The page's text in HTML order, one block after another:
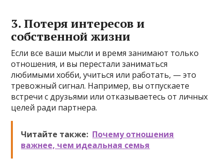
3. Потеря интересов и
собственной жизни
Если все ваши мысли и время занимают только
отношения, и вы перестали заниматься
любимыми хобби, учиться или работать, — это
тревожный сигнал. Например, вы отпускаете
встречи с друзьями или отказываетесь от личных
целей ради партнера.
Читайте также: Почему отношения
важнее, чем идеальная семья